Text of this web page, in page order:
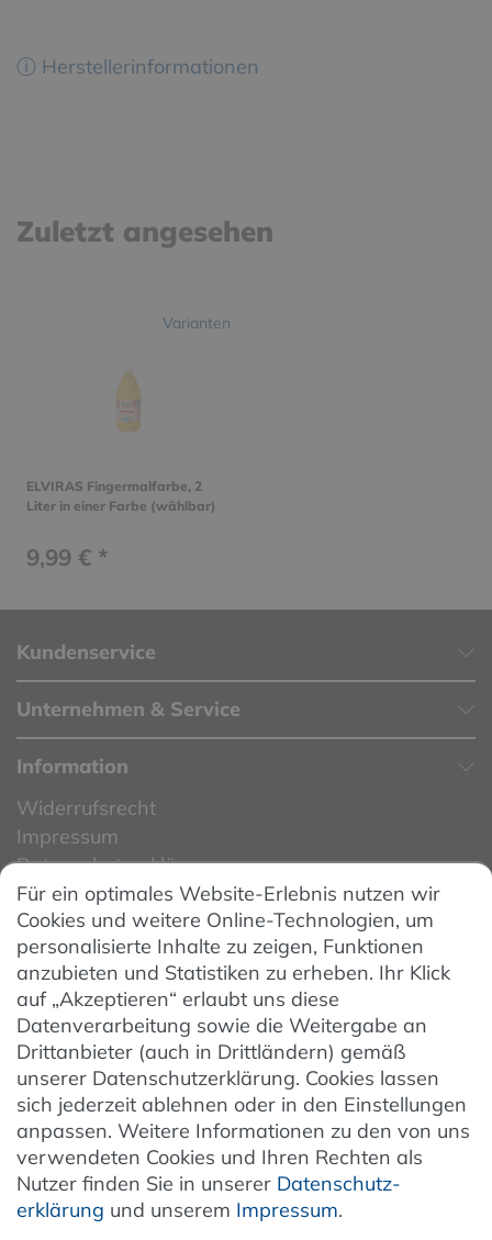
ⓘ Herstellerinformationen
Zuletzt angesehen
Varianten
ELVIRAS Fingermalfarbe, 2
Liter in einer Farbe (wählbar)
9,99 € *
Kundenservice
Unternehmen & Service
Information
Widerrufsrecht
Impressum
Datenschutzerklärung
Datenschutzeinstellungen
AGB
Barrierefreiheit
Hinweise zur Batterieentsorgung
Entsorgung von Elektro-Altgeräten
Vertrag widerrufen
Newsletter
Jetzt anmelden
Für ein optimales Website-Erlebnis nutzen wir
Cookies und weitere Online-Technologien, um
personalisierte Inhalte zu zeigen, Funktionen
anzubieten und Statistiken zu erheben. Ihr Klick
auf „Akzeptieren“ erlaubt uns diese
Datenverarbeitung sowie die Weitergabe an
Drittanbieter (auch in Drittländern) gemäß
unserer Datenschutzerklärung. Cookies lassen
sich jederzeit ablehnen oder in den Einstellungen
anpassen. Weitere Informationen zu den von uns
verwendeten Cookies und Ihren Rechten als
Nutzer finden Sie in unserer Daten­schutz­
erklärung und unserem Impressum.